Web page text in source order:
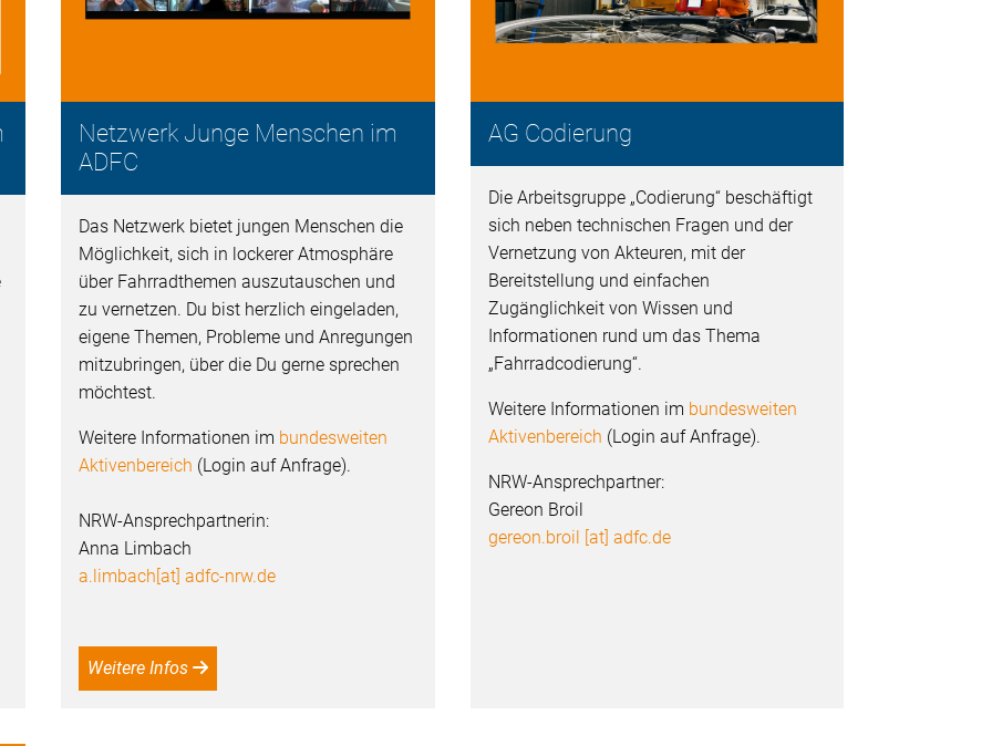
Netzwerk Junge Menschen im
ADFC
Das Netzwerk bietet jungen Menschen die
Möglichkeit, sich in lockerer Atmosphäre
über Fahrradthemen auszutauschen und
zu vernetzen. Du bist herzlich eingeladen,
eigene Themen, Probleme und Anregungen
mitzubringen, über die Du gerne sprechen
möchtest.
Weitere Informationen im bundesweiten
Aktivenbereich (Login auf Anfrage).
NRW-Ansprechpartnerin:
Anna Limbach
a.limbach[at] adfc-nrw.de
Weitere Infos
AG Codierung
Die Arbeitsgruppe „Codierung“ beschäftigt
sich neben technischen Fragen und der
Vernetzung von Akteuren, mit der
Bereitstellung und einfachen
Zugänglichkeit von Wissen und
Informationen rund um das Thema
„Fahrradcodierung“.
Weitere Informationen im bundesweiten
Aktivenbereich (Login auf Anfrage).
NRW-Ansprechpartner:
Gereon Broil
gereon.broil [at] adfc.de